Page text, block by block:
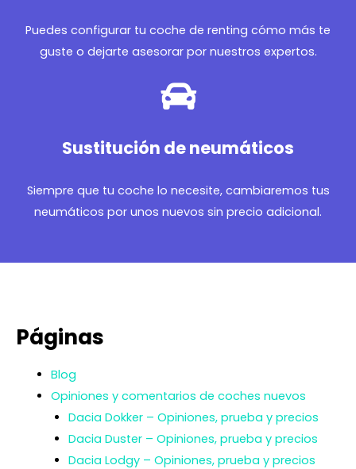
Puedes configurar tu coche de renting cómo más te
guste o dejarte asesorar por nuestros expertos.
Sustitución de neumáticos
Siempre que tu coche lo necesite, cambiaremos tus
neumáticos por unos nuevos sin precio adicional.
Páginas
Blog
Opiniones y comentarios de coches nuevos
Dacia Dokker – Opiniones, prueba y precios
Dacia Duster – Opiniones, prueba y precios
Dacia Lodgy – Opiniones, prueba y precios